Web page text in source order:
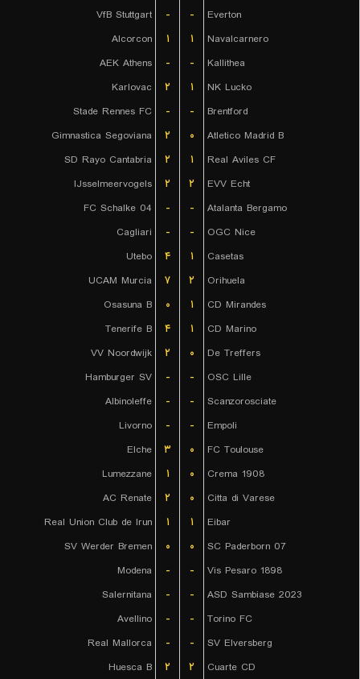
VfB Stuttgart
- -
Everton
Alcorcon
۱ ۱
Navalcarnero
AEK Athens
- -
Kallithea
Karlovac
۲ ۱
NK Lucko
Stade Rennes FC
- -
Brentford
Gimnastica Segoviana
۲ ۰
Atletico Madrid B
SD Rayo Cantabria
۲ ۱
Real Aviles CF
IJsselmeervogels
۲ ۲
EVV Echt
FC Schalke 04
- -
Atalanta Bergamo
Cagliari
- -
OGC Nice
Utebo
۴ ۱
Casetas
UCAM Murcia
۷ ۲
Orihuela
Osasuna B
۰ ۱
CD Mirandes
Tenerife B
۴ ۱
CD Marino
VV Noordwijk
۲ ۰
De Treffers
Hamburger SV
- -
OSC Lille
Albinoleffe
- -
Scanzorosciate
Livorno
- -
Empoli
Elche
۳ ۰
FC Toulouse
Lumezzane
۱ ۰
Crema 1908
AC Renate
۲ ۰
Citta di Varese
Real Union Club de Irun
۱ ۱
Eibar
SV Werder Bremen
۰ ۰
SC Paderborn 07
Modena
- -
Vis Pesaro 1898
Salernitana
- -
ASD Sambiase 2023
Avellino
- -
Torino FC
Real Mallorca
- -
SV Elversberg
Huesca B
۲ ۲
Cuarte CD